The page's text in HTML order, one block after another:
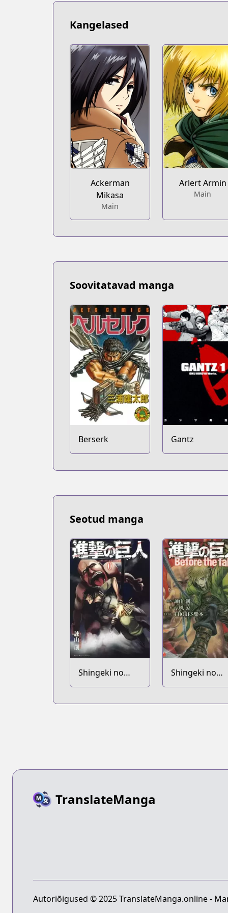
https://www.mangaupdates.com/
Book☆Walker
Official English
Official English
https://comics.inkr.com/title/409-
Kangelased
Ackerman
Mikasa
Main
Arlert Armin
Main
Soovitatavad manga
Berserk Gantz
Seotud manga
Shingeki no
Kyojin Volume 0
Shingeki no
Kyojin: Before
TranslateManga
Autoriõigused © 2025 TranslateManga.online -